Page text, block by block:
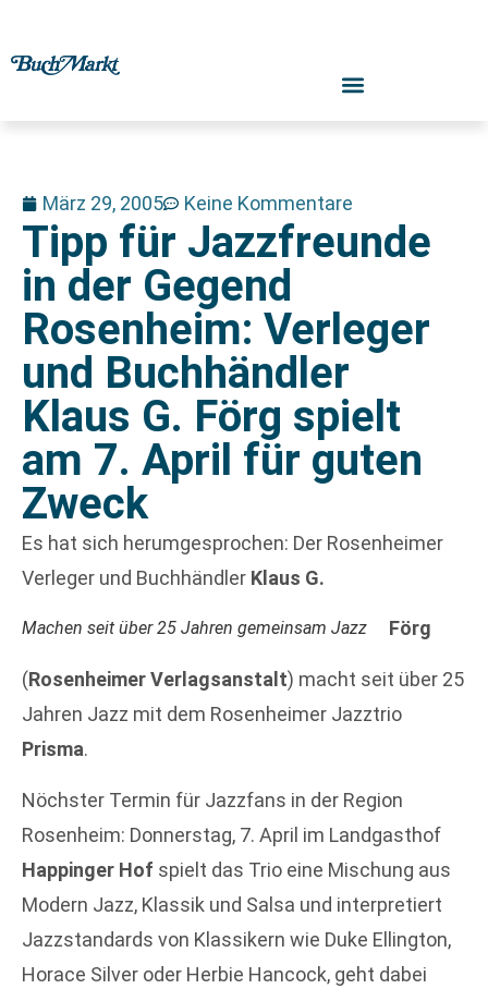
März 29, 2005 Keine Kommentare
Tipp für Jazzfreunde
in der Gegend
Rosenheim: Verleger
und Buchhändler
Klaus G. Förg spielt
am 7. April für guten
Zweck
Es hat sich herumgesprochen: Der Rosenheimer
Verleger und Buchhändler Klaus G.
Machen seit über 25 Jahren gemeinsam Jazz Förg
(Rosenheimer Verlagsanstalt) macht seit über 25
Jahren Jazz mit dem Rosenheimer Jazztrio
Prisma.
Nöchster Termin für Jazzfans in der Region
Rosenheim: Donnerstag, 7. April im Landgasthof
Happinger Hof spielt das Trio eine Mischung aus
Modern Jazz, Klassik und Salsa und interpretiert
Jazzstandards von Klassikern wie Duke Ellington,
Horace Silver oder Herbie Hancock, geht dabei